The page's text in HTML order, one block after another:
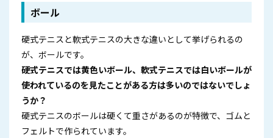
ボール
硬式テニスと軟式テニスの大きな違いとして挙げられるの
が、ボールです。
硬式テニスでは黄色いボール、軟式テニスでは白いボールが
使われているのを見たことがある方は多いのではないでしょ
うか？
硬式テニスのボールは硬くて重さがあるのが特徴で、ゴムと
フェルトで作られています。